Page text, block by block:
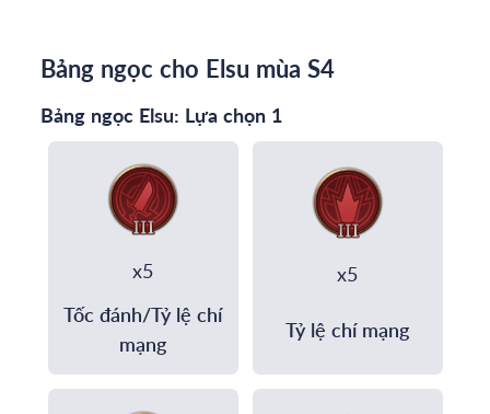
Bảng ngọc cho Elsu mùa S4
Bảng ngọc Elsu: Lựa chọn 1
x5
Tốc đánh/Tỷ lệ chí
mạng
x5
Tỷ lệ chí mạng